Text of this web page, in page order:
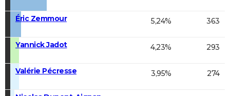
Éric Zemmour 5,24% 363
Yannick Jadot 4,23% 293
Valérie Pécresse 3,95% 274